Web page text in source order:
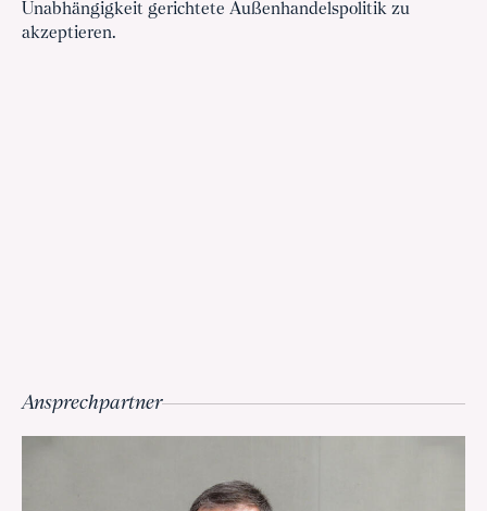
Unabhängigkeit gerichtete Außenhandelspolitik zu
akzeptieren.
Ansprechpartner